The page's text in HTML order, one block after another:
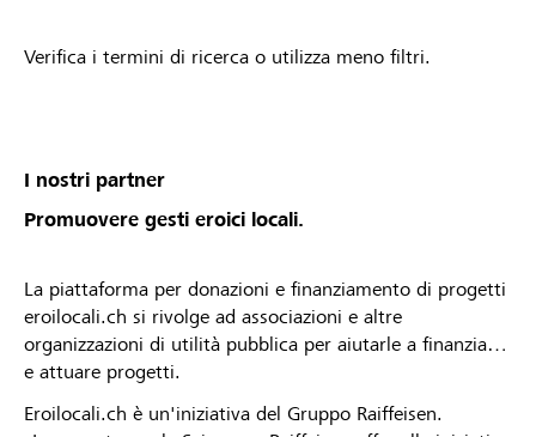
Verifica i termini di ricerca o utilizza meno filtri.
I nostri partner
Promuovere gesti eroici locali.
La piattaforma per donazioni e finanziamento di progetti
eroilocali.ch si rivolge ad associazioni e altre
organizzazioni di utilità pubblica per aiutarle a finanziare
e attuare progetti.
Eroilocali.ch è un'iniziativa del Gruppo Raiffeisen.